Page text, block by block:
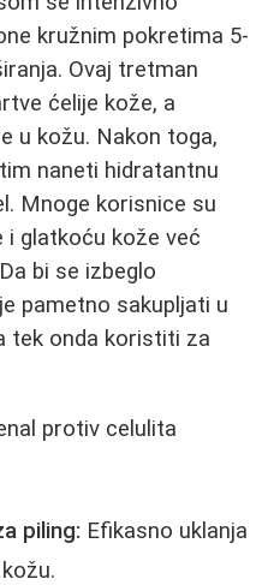
kružnim pokretima 5-
Ovaj tretman
ćelije kože, a
u kožu. Nakon toga,
naneti hidratantnu
Mnoge korisnice su
i glatkoću kože već
bi se izbeglo
pametno sakupljati u
tek onda koristiti za
protiv celulita
piling: Efikasno uklanja